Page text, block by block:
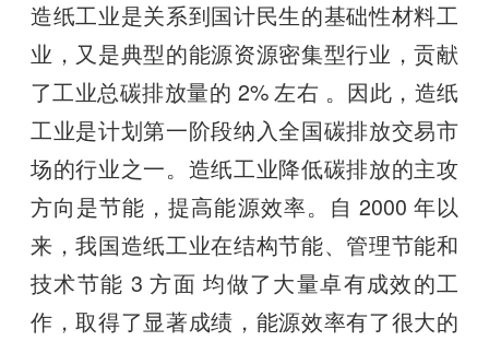
造纸工业是关系到国计民生的基础性材料工
业，又是典型的能源资源密集型行业，贡献
了工业总碳排放量的 2% 左右 。因此，造纸
工业是计划第一阶段纳入全国碳排放交易市
场的行业之一。造纸工业降低碳排放的主攻
方向是节能，提高能源效率。自 2000 年以
来，我国造纸工业在结构节能、管理节能和
技术节能 3 方面 均做了大量卓有成效的工
作，取得了显著成绩，能源效率有了很大的